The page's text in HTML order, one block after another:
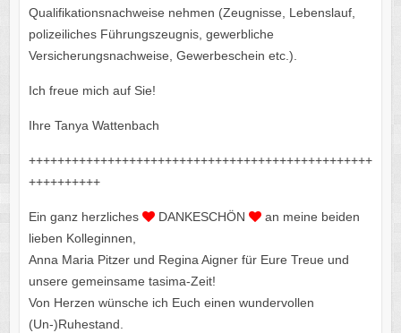
Qualifikationsnachweise nehmen (Zeugnisse, Lebenslauf,
polizeiliches Führungszeugnis, gewerbliche
Versicherungsnachweise, Gewerbeschein etc.).
Ich freue mich auf Sie!
Ihre Tanya Wattenbach
++++++++++++++++++++++++++++++++++++++++++++++++
++++++++++
Ein ganz herzliches DANKESCHÖN
an meine beiden
lieben Kolleginnen,
Anna Maria Pitzer und Regina Aigner für Eure Treue und
unsere gemeinsame tasima-Zeit!
Von Herzen wünsche ich Euch einen wundervollen
(Un-)Ruhestand.